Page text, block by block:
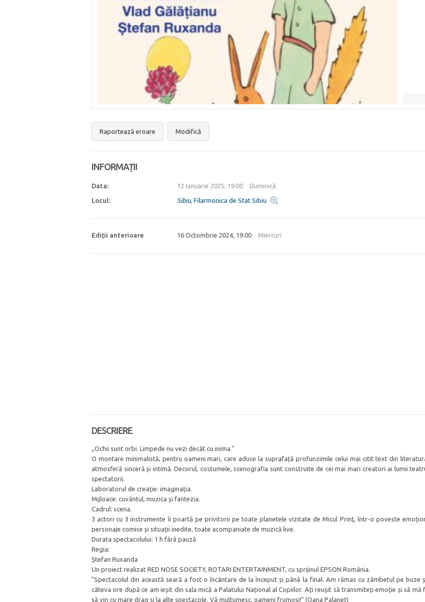
Raportează eroare Modifică
INFORMAȚII
Data: 12 Ianuarie 2025, 19:00 Duminică
Locul: Sibiu, Filarmonica de Stat Sibiu
Ediții anterioare 16 Octombrie 2024, 19:00 Miercuri
DESCRIERE
„Ochii sunt orbi. Limpede nu vezi decât cu inima."
O montare minimalistă, pentru oameni mari, care aduce la suprafață profunzimile celui mai citit text din
atmosferă sinceră și intimă. Decorul, costumele, scenografia sunt construite de cei mai mari creatori ai lumii
spectatorii.
Laboratorul de creație: imaginația.
Mijloace: cuvântul, muzica și fantezia.
Cadrul: scena.
3 actori cu 3 instrumente îi poartă pe privitorii pe toate planetele vizitate de Micul Prinț, într-o poveste
personaje comice și situații inedite, toate acompaniate de muzică live.
Durata spectacolului: 1 h fără pauză
Regia:
Ștefan Ruxanda
Un proiect realizat RED NOSE SOCIETY, ROTARI ENTERTAINMENT, cu sprijinul EPSON România.
"Spectacolul din această seară a fost o încântare de la început și până la final. Am rămas cu zâmbetul pe buze
câteva ore după ce am ieșit din sala mică a Palatului Național al Copiilor. Ați reușit să transmiteți emoție și să mă
să vin cu mare drag și la alte spectacole. Vă mulțumesc, oameni frumoși!" (Oana Palaneț)